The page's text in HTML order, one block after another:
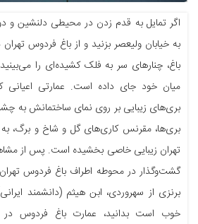
اگر تمایل به قدم زدن در محیطی دلنشین و
به خیابان ولیعصر بزنید و از باغ فردوس
باغ، چنارهای سر به فلک کشیده‌ای را
میان خود جای داده است. عمارتی
بری‌های زیبایی بر روی نمای ساختمانش به
بری‌ها، مقرنس کاری‌های گل و شاخ و برگ،
تهران زیبایی خاصی بخشیده است. پس از
گشت‌وگذار در محوطه اطراف باغ فردوس
برنزی از سهروردی، ابن هیثم (دانشمند